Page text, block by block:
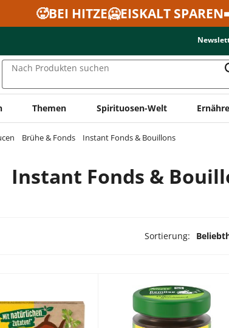
🥵BEI HITZE🥶EISKALT
Nach Produkten suchen
Themen Spirituosen-Welt
Brühe & Fonds Instant Fonds & Bouillons
Instant Fonds &
Sortierung: